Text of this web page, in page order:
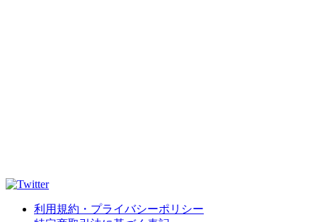
利用規約・プライバシーポリシー